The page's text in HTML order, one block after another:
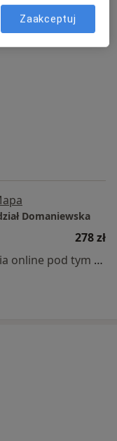
Domaniewska
278 zł
Specjalista nie oferuje umawiania online pod tym adresem.
Zaakceptuj